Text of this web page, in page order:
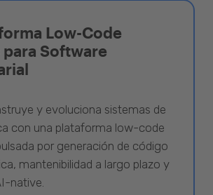
Low-Code
Software
y evoluciona sistemas de
con una plataforma low-code
por generación de código
mantenibilidad a largo plazo y
native.